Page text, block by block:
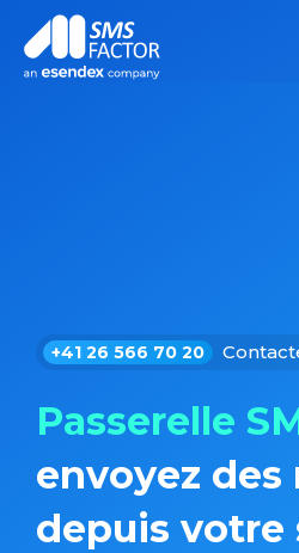
+41 26 566 70 20
Passerelle
envoyez des
depuis votre